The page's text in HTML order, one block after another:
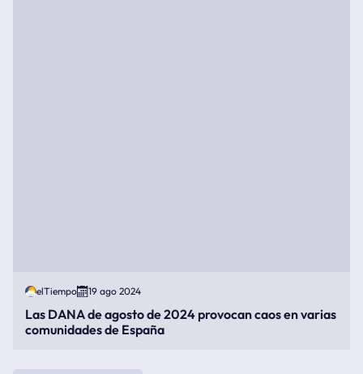
elTiempo 19 ago 2024
Las DANA de agosto de 2024 provocan caos en varias
comunidades de España